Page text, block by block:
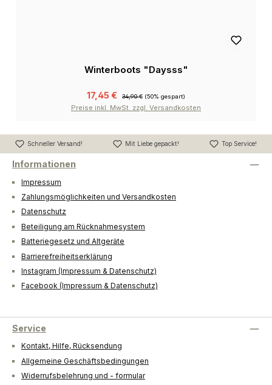
Winterboots "Daysss"
17,45 € 34,90 € (50% gespart)
Preise inkl. MwSt. zzgl. Versandkosten
Schneller Versand! Mit Liebe gepackt! Top Service!
Informationen
Impressum
Zahlungsmöglichkeiten und Versandkosten
Datenschutz
Beteiligung am Rücknahmesystem
Batteriegesetz und Altgeräte
Barrierefreiheitserklärung
Instagram (Impressum & Datenschutz)
Facebook (Impressum & Datenschutz)
Service
Kontakt, Hilfe, Rücksendung
Allgemeine Geschäftsbedingungen
Widerrufsbelehrung und - formular